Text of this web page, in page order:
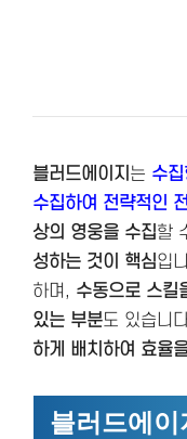
블러드에이지 는 수
수집하여 전략적인
상의 영웅을 수집할
성하는 것이 핵심입
하며, 수동으로 스킬
있는 부분도 있습니
하게 배치하여 효율
블러드에이